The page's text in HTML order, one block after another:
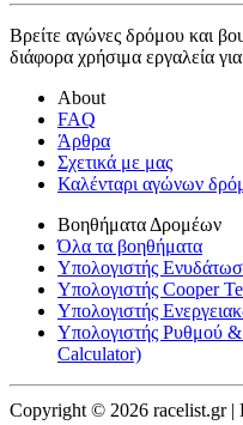
Βρείτε αγώνες δρόμου και
διάφορα χρήσιμα εργαλεία
About
FAQ
Άρθρα
Σχετικά με μας
Καλένταρι αγώνων
Βοηθήματα Δρομέων
Όλα τα βοηθήματα
Υπολογιστής
Υπολογιστής Cooper
Υπολογιστής
Υπολογιστής Ρυθμού
Calculator)
Copyright © 2026 racelist.gr |